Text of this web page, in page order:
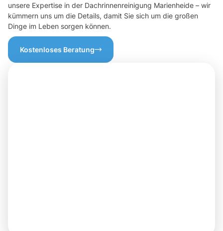
unsere Expertise in der Dachrinnenreinigung Marienheide – wir
kümmern uns um die Details, damit Sie sich um die großen
Dinge im Leben sorgen können.
Kostenloses Beratung